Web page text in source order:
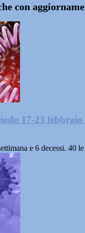
con
17-23 febbraio
e 6 decessi. 40